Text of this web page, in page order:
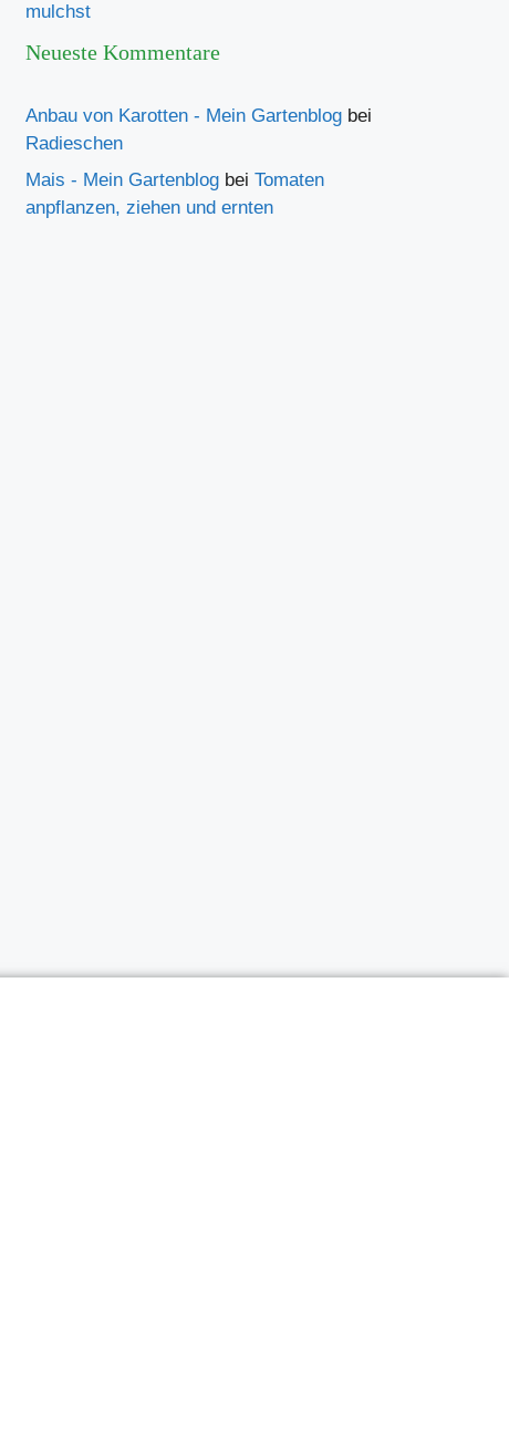
mulchst
Neueste Kommentare
Anbau von Karotten - Mein Gartenblogbei
Radieschen
Mais - Mein Gartenblogbei Tomaten
anpflanzen, ziehen und ernten